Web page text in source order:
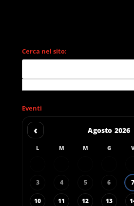
Cerca nel sito:
Eventi
‹ Agosto 2026
L M M G
3 4 5 6 7
10 11 12 13